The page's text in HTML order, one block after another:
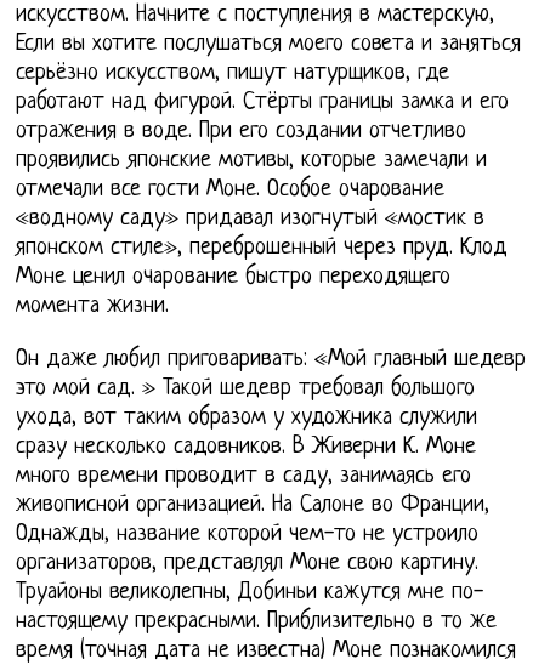
искусством. Начните с поступления в мастерскую,
Если вы хотите послушаться моего совета и заняться
серьёзно искусством, пишут натурщиков, где
работают над фигурой. Стёрты границы замка и его
отражения в воде. При его создании отчетливо
проявились японские мотивы, которые замечали и
отмечали все гости Моне. Особое очарование
«водному саду» придавал изогнутый «мостик в
японском стиле», переброшенный через пруд. Клод
Моне ценил очарование быстро переходящего
момента жизни.
Он даже любил приговаривать: «Мой главный шедевр
это мой сад. » Такой шедевр требовал большого
ухода, вот таким образом у художника служили
сразу несколько садовников. В Живерни К. Моне
много времени проводит в саду, занимаясь его
живописной организацией. На Салоне во Франции,
Однажды, название которой чем-то не устроило
организаторов, представлял Моне свою картину.
Труайоны великолепны, Добиньи кажутся мне по-
настоящему прекрасными. Приблизительно в то же
время (точная дата не известна) Моне познакомился